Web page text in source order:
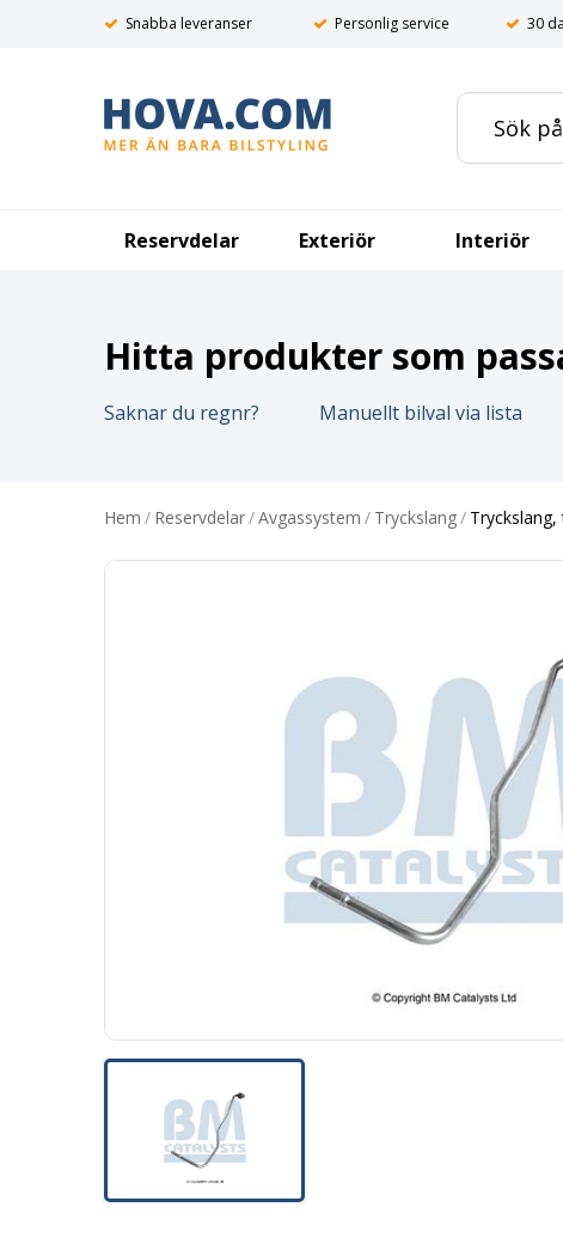
Snabba leveranser Personlig service 30
Reservdelar Exteriör Interiör
Hitta produkter som
Saknar du regnr? Manuellt bilval via lista
Hem / Reservdelar/Avgassystem / Tryckslang/